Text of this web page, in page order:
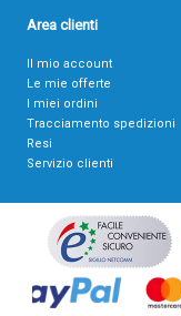
Area clienti
Il mio account
Le mie offerte
I miei ordini
Tracciamento spedizioni
Resi
Servizio clienti